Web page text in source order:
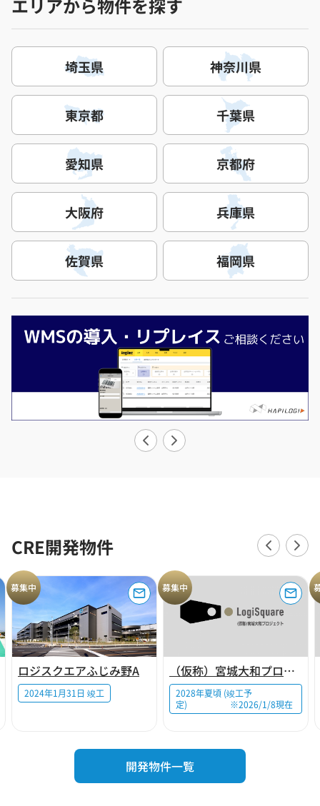
エリアから物件を探す
埼玉県 神奈川県
東京都 千葉県
愛知県 京都府
大阪府 兵庫県
佐賀県 福岡県
CRE開発物件
募集中
ロジスクエアふじみ野A
2024年1月31日 竣工
募集中
（仮称）宮城大和プロジェクト
2028年夏頃 (竣工予
定) ※2026/1/8現在
開発物件一覧